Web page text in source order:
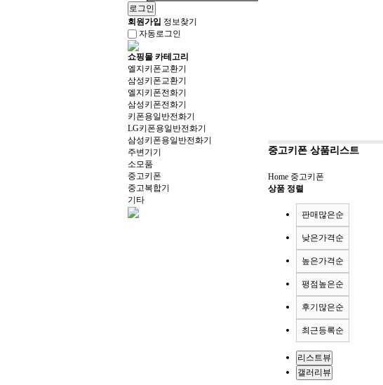
회원가입 정보찾기
자동로그인
쇼핑몰 카테고리
엘지키폰교환기
삼성키폰교환기
엘지키폰전화기
삼성키폰전화기
키폰용일반전화기
LG키폰용일반전화기
삼성키폰용일반전화기
주변기기
소모품
중고키폰
중고복합기
기타
중고키폰 상품리스트
Home 중고키폰
상품 정렬
판매많은순
낮은가격순
높은가격순
평점높은순
후기많은순
최근등록순
리스트뷰
갤러리뷰